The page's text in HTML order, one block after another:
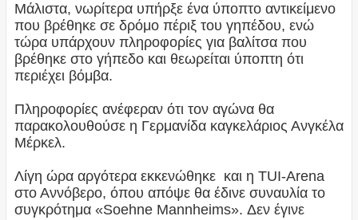
Μάλιστα, νωρίτερα υπήρξε ένα ύποπτο αντικείμενο
που βρέθηκε σε δρόμο πέριξ του γηπέδου, ενώ
τώρα υπάρχουν πληροφορίες για βαλίτσα που
βρέθηκε στο γήπεδο και θεωρείται ύποπτη ότι
περιέχει βόμβα.
Πληροφορίες ανέφεραν ότι τον αγώνα θα
παρακολουθούσε η Γερμανίδα καγκελάριος Ανγκέλα
Μέρκελ.
Λίγη ώρα αργότερα εκκενώθηκε και η TUI-Arena
στο Αννόβερο, όπου απόψε θα έδινε συναυλία το
συγκρότημα «Soehne Mannheims». Δεν έγινε